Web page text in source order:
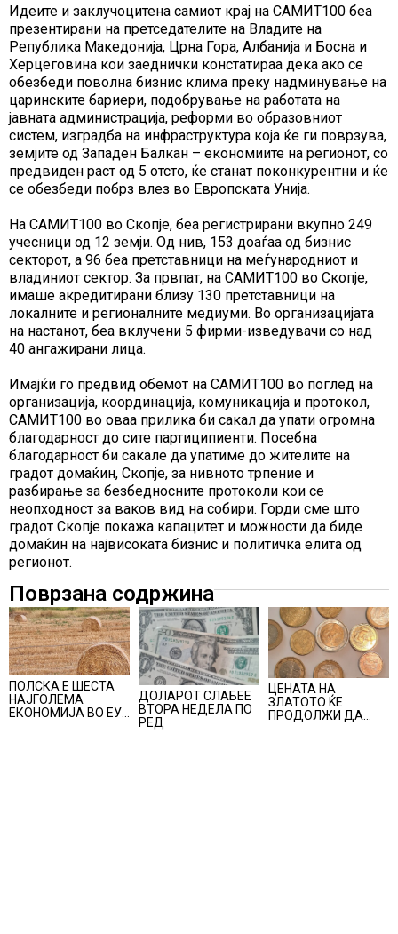
Идеите и заклучоцитена самиот крај на САМИТ100 беа
презентирани на претседателите на Владите на
Република Македонија, Црна Гора, Албанија и Босна и
Херцеговина кои заеднички констатираа дека ако се
обезбеди поволна бизнис клима преку надминување на
царинските бариери, подобрување на работата на
јавната администрација, реформи во образовниот
систем, изградба на инфраструктура која ќе ги поврзува,
земјите од Западен Балкан – економиите на регионот, со
предвиден раст од 5 отсто, ќе станат поконкурентни и ќе
се обезбеди побрз влез во Европската Унија.
На САМИТ100 во Скопје, беа регистрирани вкупно 249
учесници од 12 земји. Од нив, 153 доаѓаа од бизнис
секторот, а 96 беа претставници на меѓународниот и
владиниот сектор. За првпат, на САМИТ100 во Скопје,
имаше акредитирани близу 130 претставници на
локалните и регионалните медиуми. Во организацијата
на настанот, беа вклучени 5 фирми-изведувачи со над
40 ангажирани лица.
Имајќи го предвид обемот на САМИТ100 во поглед на
организација, координација, комуникација и протокол,
САМИТ100 во оваа прилика би сакал да упати огромна
благодарност до сите партиципиенти. Посебна
благодарност би сакале да упатиме до жителите на
градот домаќин, Скопје, за нивното трпение и
разбирање за безбедносните протоколи кои се
неопходност за ваков вид на собири. Горди сме што
градот Скопје покажа капацитет и можности да биде
домаќин на највисоката бизнис и политичка елита од
регионот.
Поврзана содржина
ПОЛСКА E ШЕСТА
НАЈГОЛЕМА
ЕКОНОМИЈА ВО ЕУ,
ДОЛАРОТ СЛАБЕЕ
ВТОРА НЕДЕЛА ПО
РЕД
ЦЕНАТА НА
ЗЛАТОТО ЌЕ
ПРОДОЛЖИ ДА